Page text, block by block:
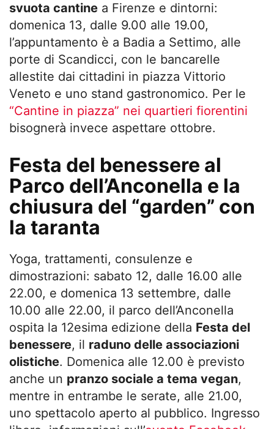
svuota cantine a Firenze e dintorni:
domenica 13, dalle 9.00 alle 19.00,
l’appuntamento è a Badia a Settimo, alle
porte di Scandicci, con le bancarelle
allestite dai cittadini in piazza Vittorio
Veneto e uno stand gastronomico. Per le
“Cantine in piazza” nei quartieri fiorentini
bisognerà invece aspettare ottobre.
Festa del benessere al
Parco dell’Anconella e la
chiusura del “garden” con
la taranta
Yoga, trattamenti, consulenze e
dimostrazioni: sabato 12, dalle 16.00 alle
22.00, e domenica 13 settembre, dalle
10.00 alle 22.00, il parco dell’Anconella
ospita la 12esima edizione della Festa del
benessere, il raduno delle associazioni
olistiche. Domenica alle 12.00 è previsto
anche un pranzo sociale a tema vegan,
mentre in entrambe le serate, alle 21.00,
uno spettacolo aperto al pubblico. Ingresso